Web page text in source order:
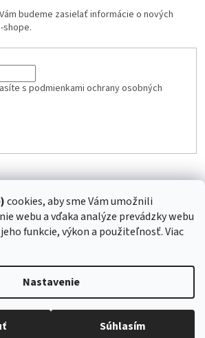
cookies, aby sme Vám umožnili
webu a vďaka analýze prevádzky webu
funkcie, výkon a použiteľnosť. Viac
Nastavenie
Súhlasím
budeme zasielať informácie o nových
shope.
s podmienkami ochrany osobných
na Instagrame
- staráme sa o Vaše zdravie....
Upraviť nastavenie cookies